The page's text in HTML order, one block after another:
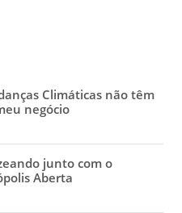
Climáticas não têm
negócio
junto com o
Aberta